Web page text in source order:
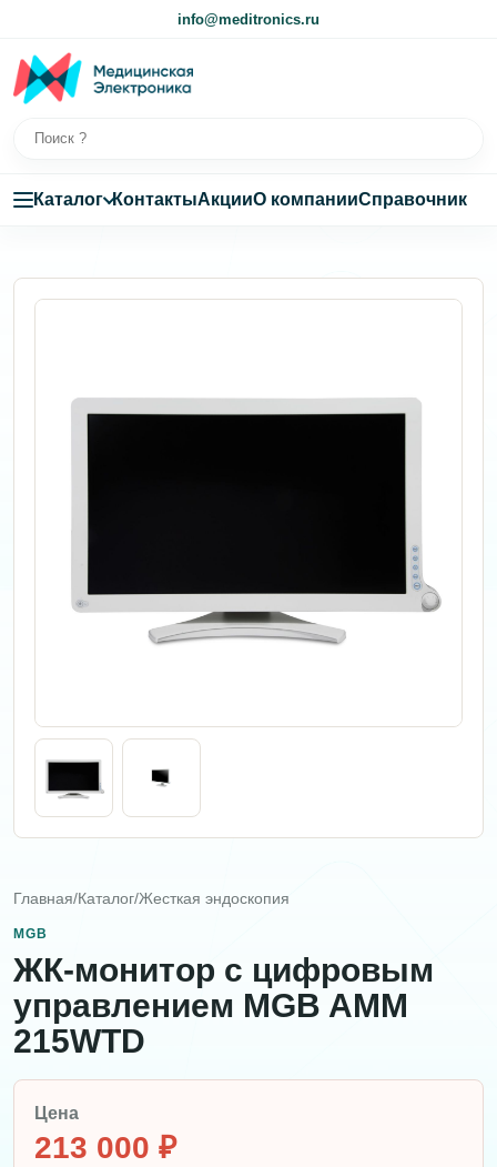
info@meditronics.ru
Каталог КонтактыАкцииО компанииСправочник
Главная/Каталог/Жесткая эндоскопия
MGB
ЖК-монитор с цифровым
управлением MGB AMM
215WTD
Цена
213 000 ₽